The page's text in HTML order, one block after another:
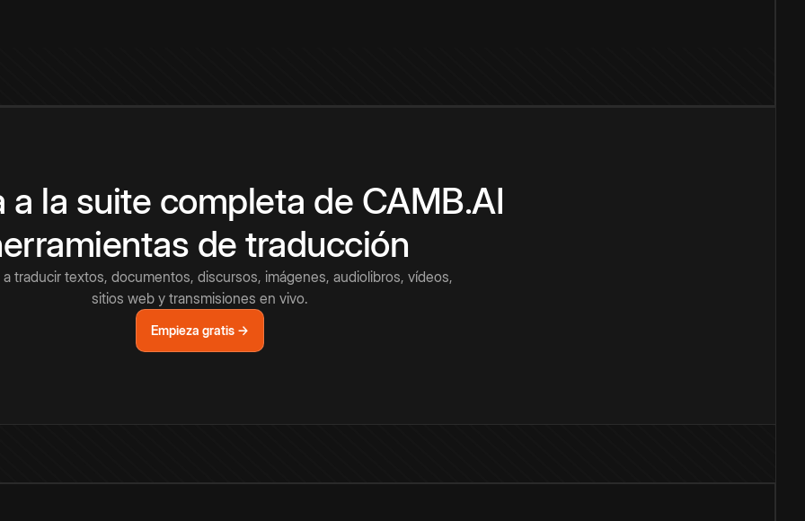
a la suite completa de CAMB.AI
de traducción
a traducir textos, documentos, discursos, imágenes, audiolibros, vídeos,
sitios web y transmisiones en vivo.
Empieza gratis →